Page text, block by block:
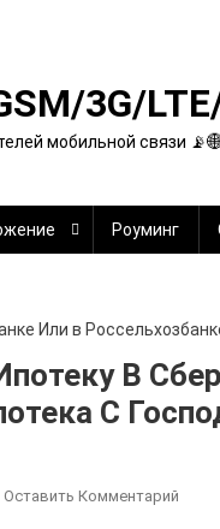
3G/
мобильной связи
Роуминг
В
С
Оставить Комментарий